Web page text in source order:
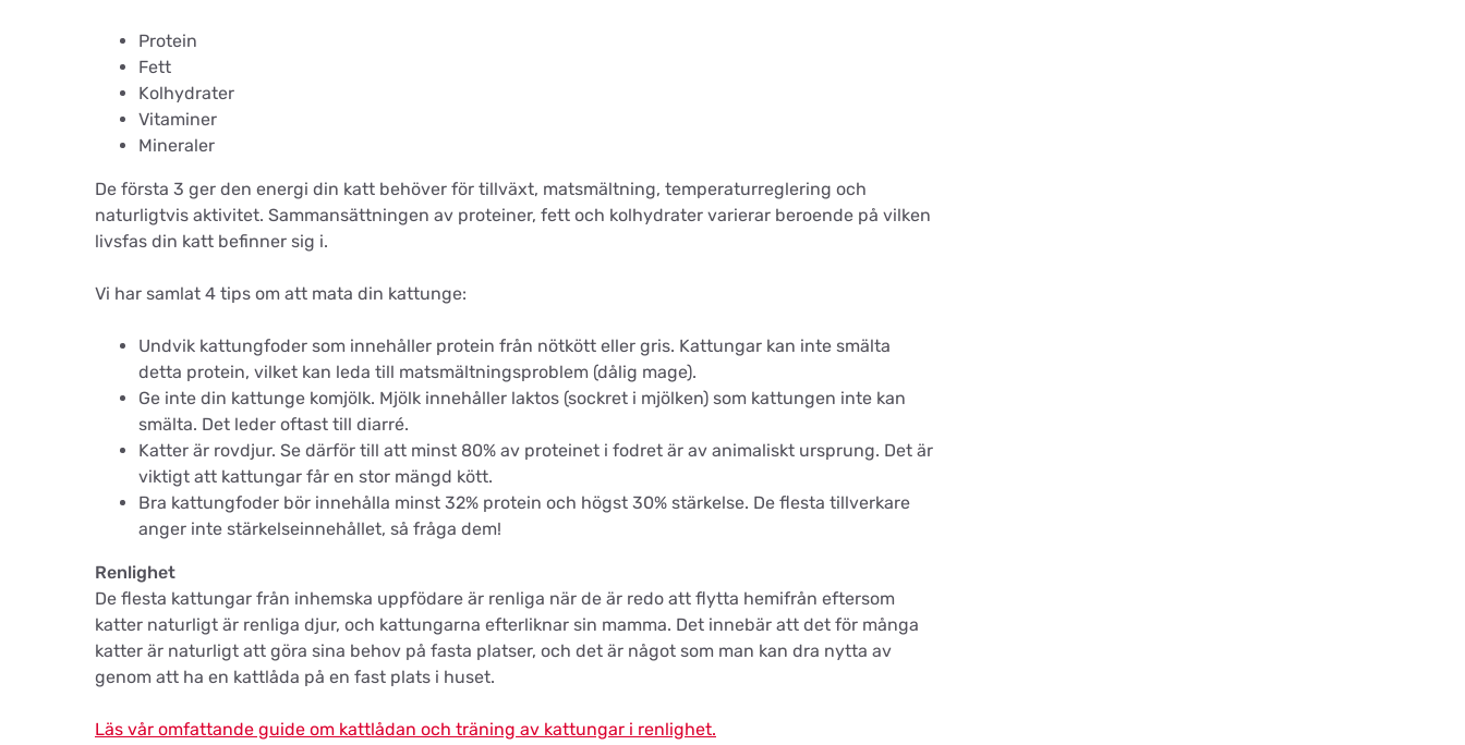
Protein
Fett
Kolhydrater
Vitaminer
Mineraler
De första 3 ger den energi din katt behöver för tillväxt, matsmältning, temperaturreglering och
naturligtvis aktivitet. Sammansättningen av proteiner, fett och kolhydrater varierar beroende på vilken
livsfas din katt befinner sig i.
Vi har samlat 4 tips om att mata din kattunge:
Undvik kattungfoder som innehåller protein från nötkött eller gris. Kattungar kan inte smälta
detta protein, vilket kan leda till matsmältningsproblem (dålig mage).
Ge inte din kattunge komjölk. Mjölk innehåller laktos (sockret i mjölken) som kattungen inte kan
smälta. Det leder oftast till diarré.
Katter är rovdjur. Se därför till att minst 80% av proteinet i fodret är av animaliskt ursprung. Det är
viktigt att kattungar får en stor mängd kött.
Bra kattungfoder bör innehålla minst 32% protein och högst 30% stärkelse. De flesta tillverkare
anger inte stärkelseinnehållet, så fråga dem!
Renlighet
De flesta kattungar från inhemska uppfödare är renliga när de är redo att flytta hemifrån eftersom
katter naturligt är renliga djur, och kattungarna efterliknar sin mamma. Det innebär att det för många
katter är naturligt att göra sina behov på fasta platser, och det är något som man kan dra nytta av
genom att ha en kattlåda på en fast plats i huset.
Läs vår omfattande guide om kattlådan och träning av kattungar i renlighet.